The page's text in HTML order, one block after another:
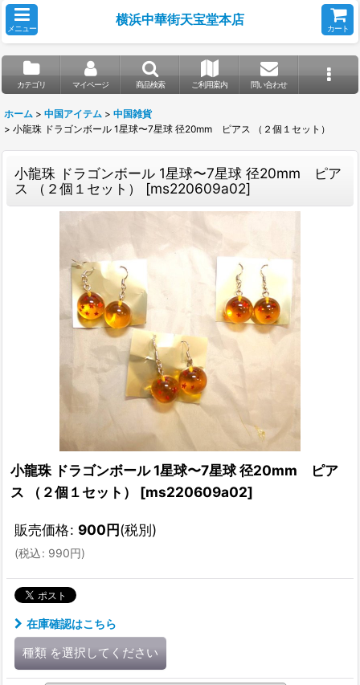
メニュー
横浜中華街天宝堂本店
カート
カテゴリ マイページ 商品検索 ご利用案内 問い合わせ
ホーム > 中国アイテム > 中国雑貨
> 小龍珠 ドラゴンボール 1星球〜7星球 径20mm ピアス （２個１セット）
小龍珠 ドラゴンボール 1星球〜7星球 径20mm ピア
ス （２個１セット）
[ms220609a02]
小龍珠 ドラゴンボール 1星球〜7星球 径20mm ピア
ス （２個１セット）
[ms220609a02]
販売価格: 900円(税別)
(税込: 990円)
在庫確認はこちら
種類 を選択してください